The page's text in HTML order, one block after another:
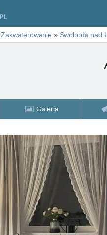
Zakwaterowanie » Swoboda nad
Galeria